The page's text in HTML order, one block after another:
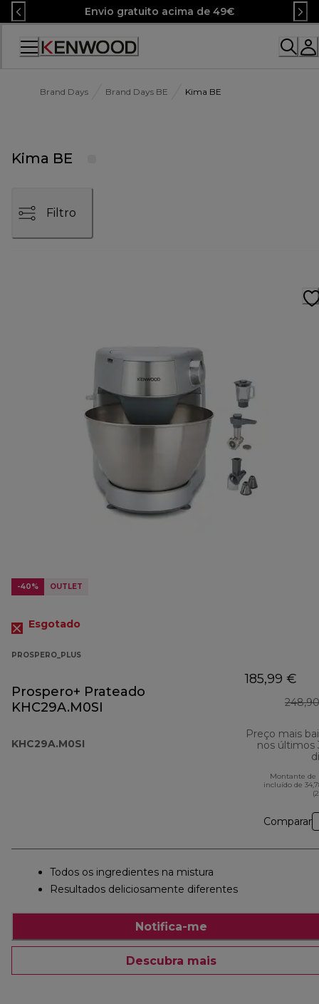
Skip
to
Content
Envio gratuito acima de 49€
Brand Days Brand Days BE Kima BE
Kima BE
Filtro
-40% OUTLET
Esgotado
PROSPERO_PLUS
Prospero+ Prateado
KHC29A.M0SI
KHC29A.M0SI
185,99 €
Preço mais
nos últimos
Montante de
incluído de
Comparar
Todos os ingredientes na mistura
Resultados deliciosamente diferentes
Notifica-me
Descubra mais